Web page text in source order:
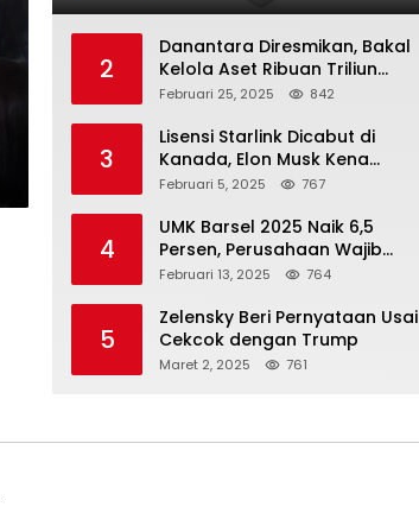
2
Danantara Diresmikan, Bakal
Kelola Aset Ribuan Triliun
Rupiah dari 7 BUMN
Februari 25, 2025 842
3
Lisensi Starlink Dicabut di
Kanada, Elon Musk Kena
Imbas ‘Perang Dagang’
Februari 5, 2025 767
4
UMK Barsel 2025 Naik 6,5
Persen, Perusahaan Wajib
Taat
Februari 13, 2025 764
5
Zelensky Beri Pernyataan Usai
Cekcok dengan Trump
Maret 2, 2025 761